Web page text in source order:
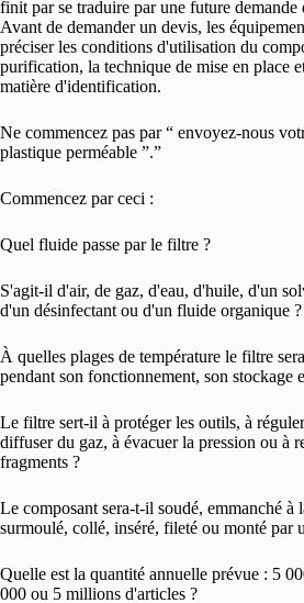
finit par se traduire par une future
Avant de demander un devis, les
préciser les conditions d'utilisation du
purification, la technique de mise en place
matière d'identification.
Ne commencez pas par “ envoyez-nous
plastique perméable ”.”
Commencez par ceci :
Quel fluide passe par le filtre ?
S'agit-il d'air, de gaz, d'eau, d'huile, d'un
d'un désinfectant ou d'un fluide organique ?
À quelles plages de température le filtre
pendant son fonctionnement, son stockage
Le filtre sert-il à protéger les outils, à
diffuser du gaz, à évacuer la pression ou à
fragments ?
Le composant sera-t-il soudé, emmanché à
surmoulé, collé, inséré, fileté ou monté par
Quelle est la quantité annuelle prévue : 5
000 ou 5 millions d'articles ?